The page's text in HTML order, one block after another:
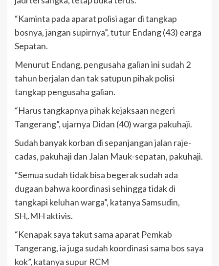
“Kaminta pada aparat polisi agar di tangkap
bosnya, jangan supirnya”, tutur Endang (43) earga
Sepatan.
Menurut Endang, pengusaha galian ini sudah 2
tahun berjalan dan tak satupun pihak polisi
tangkap pengusaha galian.
“Harus tangkapnya pihak kejaksaan negeri
Tangerang”, ujarnya Didan (40) warga pakuhaji.
Sudah banyak korban di sepanjangan jalan raje-
cadas, pakuhaji dan Jalan Mauk-sepatan, pakuhaji.
“Semua sudah tidak bisa begerak sudah ada
dugaan bahwa koordinasi sehingga tidak di
tangkapi keluhan warga”, katanya Samsudin,
SH,.MH aktivis.
“Kenapak saya takut sama aparat Pemkab
Tangerang, ia juga sudah koordinasi sama bos saya
kok”, katanya supur RCM